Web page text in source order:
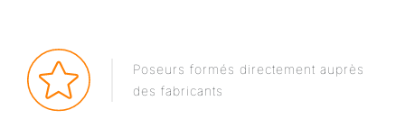
Poseurs formés directement auprès
des fabricants